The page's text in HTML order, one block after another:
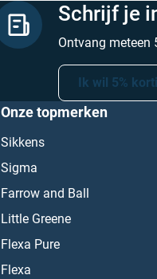
Schrijf je
Ontvang meteen
Ik wil 5%
Onze topmerken
Sikkens
Sigma
Farrow and Ball
Little Greene
Flexa Pure
Flexa